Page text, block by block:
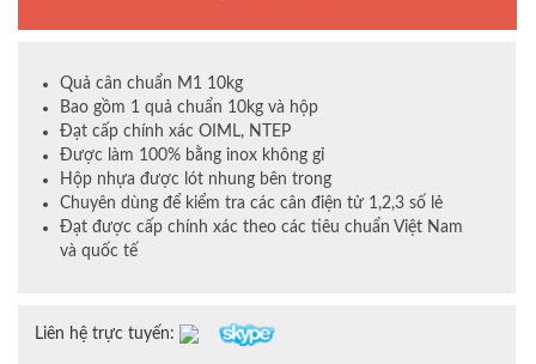
Quả cân chuẩn M1 10kg
Bao gồm 1 quả chuẩn 10kg và hộp
Đạt cấp chính xác OIML, NTEP
Được làm 100% bằng inox không gỉ
Hộp nhựa được lót nhung bên trong
Chuyên dùng để kiểm tra các cân điện tử 1,2,3 số lẻ
Đạt được cấp chính xác theo các tiêu chuẩn Việt Nam
và quốc tế
Liên hệ trực tuyến: